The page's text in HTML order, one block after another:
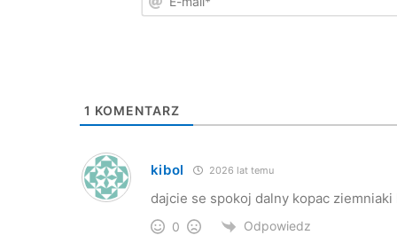
1 KOMENTARZ
kibol 2026 lat temu
dajcie se spokoj dalny kopac
0 Odpowiedz